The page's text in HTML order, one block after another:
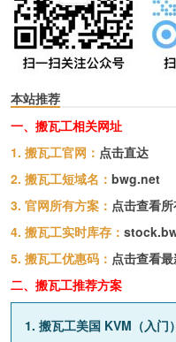
本站推荐
一、搬瓦工相关网址
1. 搬瓦工官网： 点击直达
2. 搬瓦工短域名： bwg.net
3. 官网所有方案： 点击查看
4. 搬瓦工实时库存：
5. 搬瓦工优惠码： 点击查看
二、搬瓦工推荐方案
1. 搬瓦工美国 KVM（入门）